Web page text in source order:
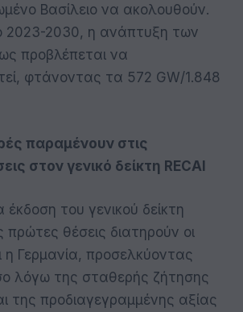
Βασίλειο να ακολουθούν.
2023-2030, η ανάπτυξη των
προβλέπεται να
φτάνοντας τα 572 GW/1.848
παραμένουν στις
στον γενικό δείκτη RECAI
έκδοση του γενικού δείκτη
πρώτες θέσεις διατηρούν οι
η Γερμανία, προσελκύοντας
λόγω της σταθερής ζήτησης
της προδιαγεγραμμένης αξίας